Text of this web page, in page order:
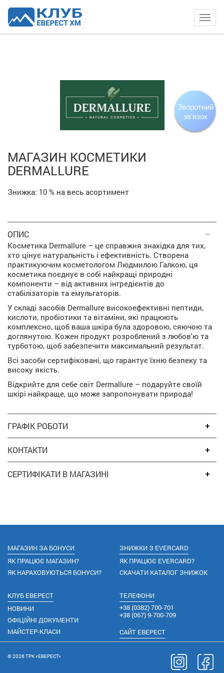
Зворотний
зв'язок
МАГАЗИН КОСМЕТИКИ
DERMALLURE
Знижка: 10 % на весь асортимент
ОПИС
Косметика Dermallure – це справжня знахідка для тих,
хто цінує натуральність і ефективність. Створена
практикуючим косметологом Людмилою Галкою, ця
косметика поєднує в собі найкращі природні
компоненти – від активних інгредієнтів до
стабілізаторів та емульгаторів.
У складі засобів Dermallure високоефективні пептиди,
кислоти, пробіотики та вітаміни, які працюють
комплексно, щоб ваша шкіра була здоровою, сяючою та
доглянутою. Кожен продукт розроблений з любов'ю та
турботою, щоб забезпечити максимальний результат.
Всі засоби сертифіковані, що гарантує їхню безпеку та
високу якість.
Відкрийте для себе світ Dermallure – подаруйте своїй
шкірі найкраще, що може запропонувати природа!
ГРАФІК РОБОТИ
КОНТАКТИ
СЕРТИФІКАТИ В МАГАЗИНІ
МАГАЗИН ЗА БОНУСИ
ЯК ПРАЦЮЄ МАГАЗИН?
ЯК НАРАХОВУЮТЬСЯ БОНУСИ?
ЗНИЖКИ З EVERCARD
ЯК ПРАЦЮЄ EVERCARD?
СКАЧАТИ КАТАЛОГ ЗНИЖОК
КЛУБ ЕВЕРЕСТ
НОВИНИ
ОФІЦІЙНІ ДОКУМЕНТИ
МАЙСТЕР-КЛАСИ
ТЕЛЕФОНИ
+38(0382) 700-701
+38(067) 9-700-709
САЙТ ЕВЕРЕСТ
© 2026 ТРК «ЕВЕРЕСТ»